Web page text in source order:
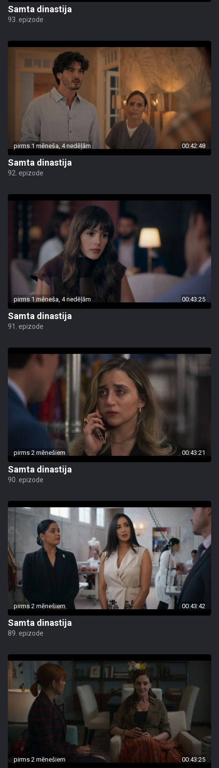
Samta dinastija
93. epizode
pirms 1 mēneša, 4 nedēļām 00:42:48
Samta dinastija
92. epizode
pirms 1 mēneša, 4 nedēļām 00:43:25
Samta dinastija
91. epizode
pirms 2 mēnešiem 00:43:21
Samta dinastija
90. epizode
pirms 2 mēnešiem 00:43:42
Samta dinastija
89. epizode
pirms 2 mēnešiem 00:43:25